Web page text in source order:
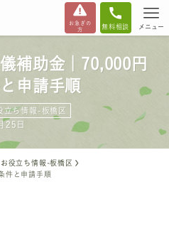
お急ぎの
方
無料相談 メニュー
補助金｜70,000円
申請手順
立ち情報-板橋区
25日
役立ち情報-板橋区
件と申請手順